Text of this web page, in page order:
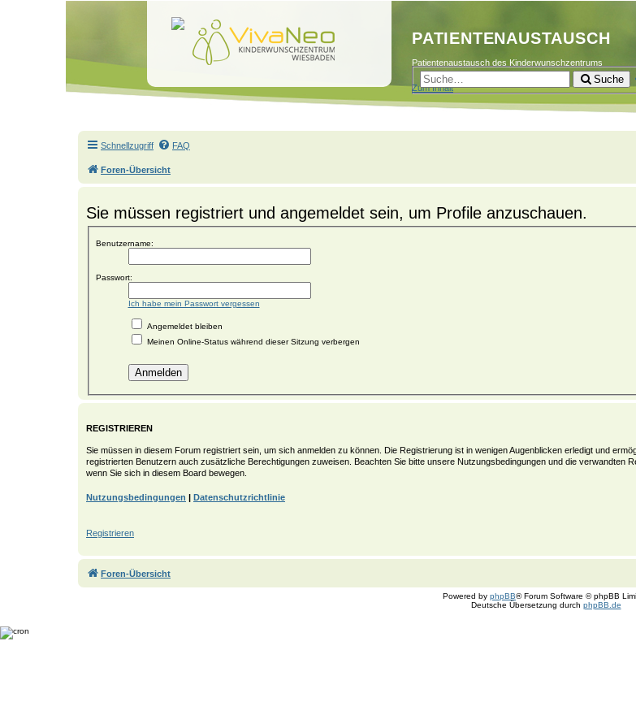
PATIENTENAUSTAUSCH
Patientenaustausch des Kinderwunschzentrums
Zum Inhalt
Suche
Schnellzugriff FAQ
Foren-Übersicht
Sie müssen registriert und angemeldet sein, um Profile anzuschauen.
Benutzername:
Passwort:
Ich habe mein Passwort vergessen
Angemeldet bleiben
Meinen Online-Status während dieser Sitzung verbergen
REGISTRIEREN
Sie müssen in diesem Forum registriert sein, um sich anmelden zu können. Die Registrierung ist in wenigen Augenblicken erledigt und
registrierten Benutzern auch zusätzliche Berechtigungen zuweisen. Beachten Sie bitte unsere Nutzungsbedingungen und die verwandten
wenn Sie sich in diesem Board bewegen.
Nutzungsbedingungen Datenschutzrichtlinie
Registrieren
Foren-Übersicht
Powered by phpBB® Forum Software © phpBB
Deutsche Übersetzung durch phpBB.de